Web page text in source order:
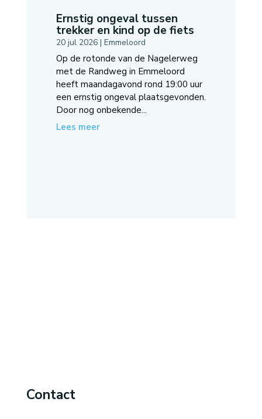
Ernstig ongeval tussen
trekker en kind op de fiets
20 jul 2026| Emmeloord
Op de rotonde van de Nagelerweg
met de Randweg in Emmeloord
heeft maandagavond rond 19:00 uur
een ernstig ongeval plaatsgevonden.
Door nog onbekende...
Lees meer
Contact